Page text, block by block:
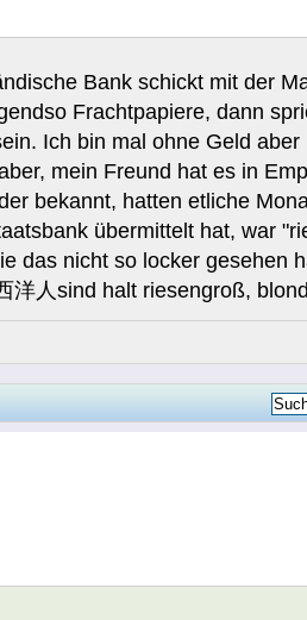
Bank schickt mit der
Frachtpapiere, dann
Ich bin mal ohne Geld
mein Freund hat es in
bekannt, hatten etliche
übermittelt hat, war
das nicht so locker gesehen
洋人sind halt riesengroß,